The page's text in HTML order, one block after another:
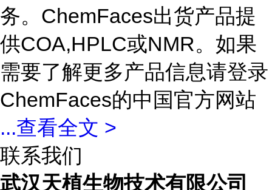
务。ChemFaces出货产品提
供COA,HPLC或NMR。如果
需要了解更多产品信息请登录
ChemFaces的中国官方网站
...查看全文 >
联系我们
武汉天植生物技术有限公司